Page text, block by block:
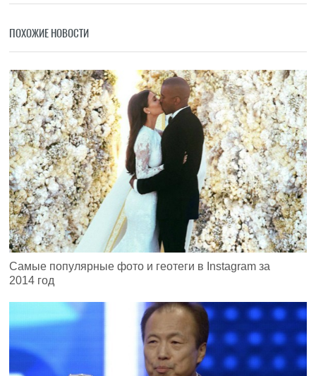
ПОХОЖИЕ НОВОСТИ
Самые популярные фото и геотеги в Instagram за
2014 год